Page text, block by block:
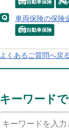
自動車保険
車両保険の保険
自動車保険
よくあるご質問へ戻る
キーワード